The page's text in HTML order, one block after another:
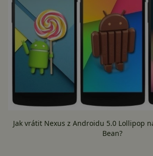
Jak vrátit Nexus z Androidu 5.0 Lollipop
Bean?